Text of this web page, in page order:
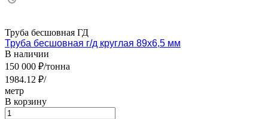
Труба бесшовная ГД
Труба бесшовная г/д круглая 89х6,5 мм
В наличии
150 000 ₽/тонна
1984.12 ₽/
метр
В корзину